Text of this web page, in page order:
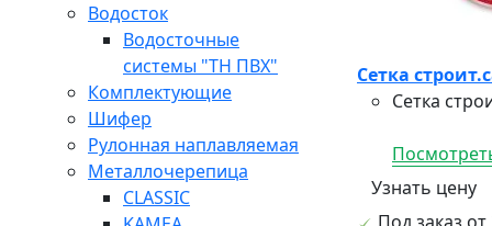
Водосток
Водосточные
системы "ТН ПВХ"
Комплектующие
Шифер
Рулонная наплавляемая
Металлочерепица
CLASSIC
Сетка
Сетка
Узнать цену